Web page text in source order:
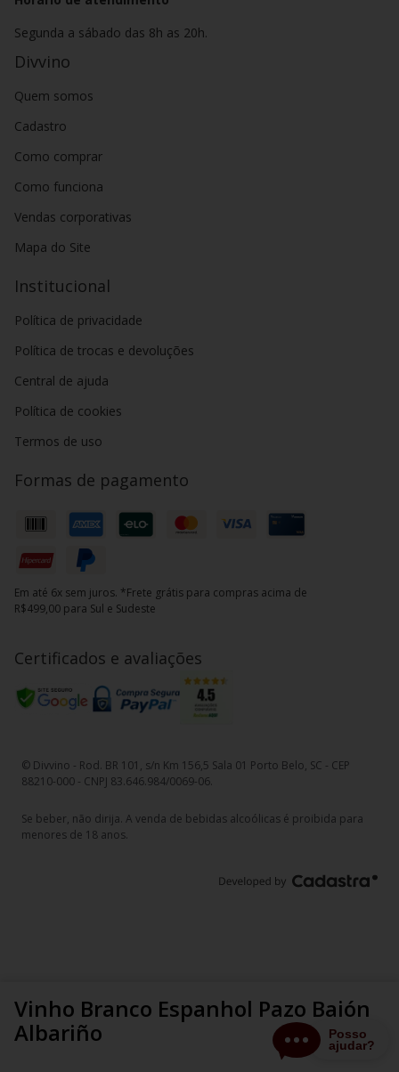
Vinho Branco Espanhol Pazo Baión
Albariño
Segunda a sábado das 8h as 20h.
Divvino
Quem somos
Cadastro
Como comprar
Como funciona
Vendas corporativas
Mapa do Site
Institucional
Política de privacidade
Política de trocas e devoluções
Central de ajuda
Política de cookies
Termos de uso
Formas de pagamento
Em até 6x sem juros. *Frete grátis para compras acima de
R$499,00 para Sul e Sudeste
Certificados e avaliações
© Divvino - Rod. BR 101, s/n Km 156,5 Sala 01 Porto Belo, SC - CEP
88210-000 - CNPJ 83.646.984/0069-06.
Se beber, não dirija. A venda de bebidas alcoólicas é proibida para
menores de 18 anos.